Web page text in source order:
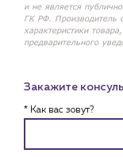
и не является
ГК РФ. Производитель
характеристики
предварительного
Закажите
* Как вас зовут?